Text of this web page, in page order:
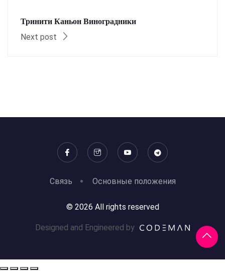
Тринити Каньон Виноградники
Next post
Связь Основные положения
© 2026 All rights reserved
Designed and Engineered by